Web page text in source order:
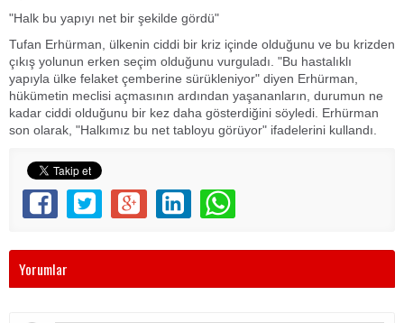
"Halk bu yapıyı net bir şekilde gördü"
Tufan Erhürman, ülkenin ciddi bir kriz içinde olduğunu ve bu krizden
çıkış yolunun erken seçim olduğunu vurguladı. "Bu hastalıklı
yapıyla ülke felaket çemberine sürükleniyor" diyen Erhürman,
hükümetin meclisi açmasının ardından yaşananların, durumun ne
kadar ciddi olduğunu bir kez daha gösterdiğini söyledi. Erhürman
son olarak, "Halkımız bu net tabloyu görüyor" ifadelerini kullandı.
Yorumlar